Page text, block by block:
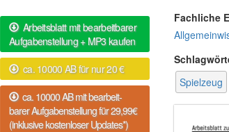
Arbeitsblatt mit bearbeitbarer
Aufgabenstellung + MP3 kaufen
ca. 10000 AB für nur 20 €
ca. 10000 AB mit bearbeit-
barer Aufgabenstellung für 29,99€
(inklusive kostenloser Updates*)
Fachliche
Spielzeug